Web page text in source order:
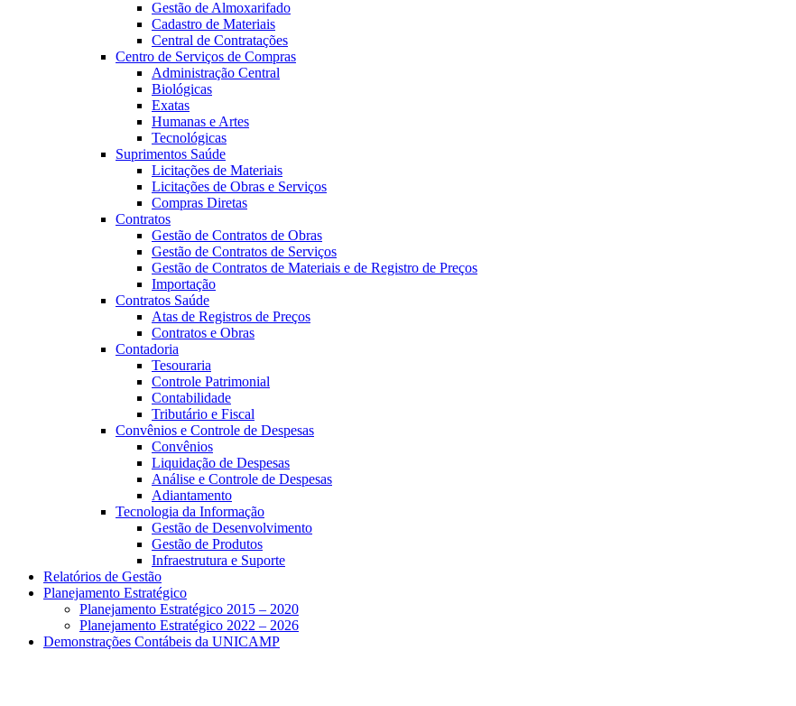
Gestão de Almoxarifado
Cadastro de Materiais
Central de Contratações
Centro de Serviços de Compras
Administração Central
Biológicas
Exatas
Humanas e Artes
Tecnológicas
Suprimentos Saúde
Licitações de Materiais
Licitações de Obras e Serviços
Compras Diretas
Contratos
Gestão de Contratos de Obras
Gestão de Contratos de Serviços
Gestão de Contratos de Materiais e de Registro de Preços
Importação
Contratos Saúde
Atas de Registros de Preços
Contratos e Obras
Contadoria
Tesouraria
Controle Patrimonial
Contabilidade
Tributário e Fiscal
Convênios e Controle de Despesas
Convênios
Liquidação de Despesas
Análise e Controle de Despesas
Adiantamento
Tecnologia da Informação
Gestão de Desenvolvimento
Gestão de Produtos
Infraestrutura e Suporte
Relatórios de Gestão
Planejamento Estratégico
Planejamento Estratégico 2015 – 2020
Planejamento Estratégico 2022 – 2026
Demonstrações Contábeis da UNICAMP